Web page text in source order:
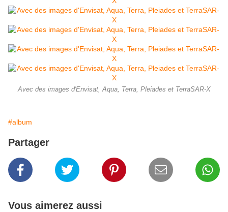
Avec des images d'Envisat, Aqua, Terra, Pleiades et TerraSAR-X
#album
Partager
Vous aimerez aussi